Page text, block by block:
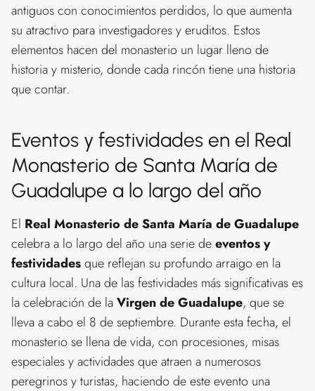
antiguos con conocimientos perdidos, lo que aumenta
su atractivo para investigadores y eruditos. Estos
elementos hacen del monasterio un lugar lleno de
historia y misterio, donde cada rincón tiene una historia
que contar.
Eventos y festividades en el Real
Monasterio de Santa María de
Guadalupe a lo largo del año
El Real Monasterio de Santa María de Guadalupe
celebra a lo largo del año una serie deeventos y
festividadesque reflejan su profundo arraigo en la
cultura local. Una de las festividades más significativas es
la celebración de laVirgen de Guadalupe, que se
lleva a cabo el 8 de septiembre. Durante esta fecha, el
monasterio se llena de vida, con procesiones, misas
especiales y actividades que atraen a numerosos
peregrinos y turistas, haciendo de este evento una